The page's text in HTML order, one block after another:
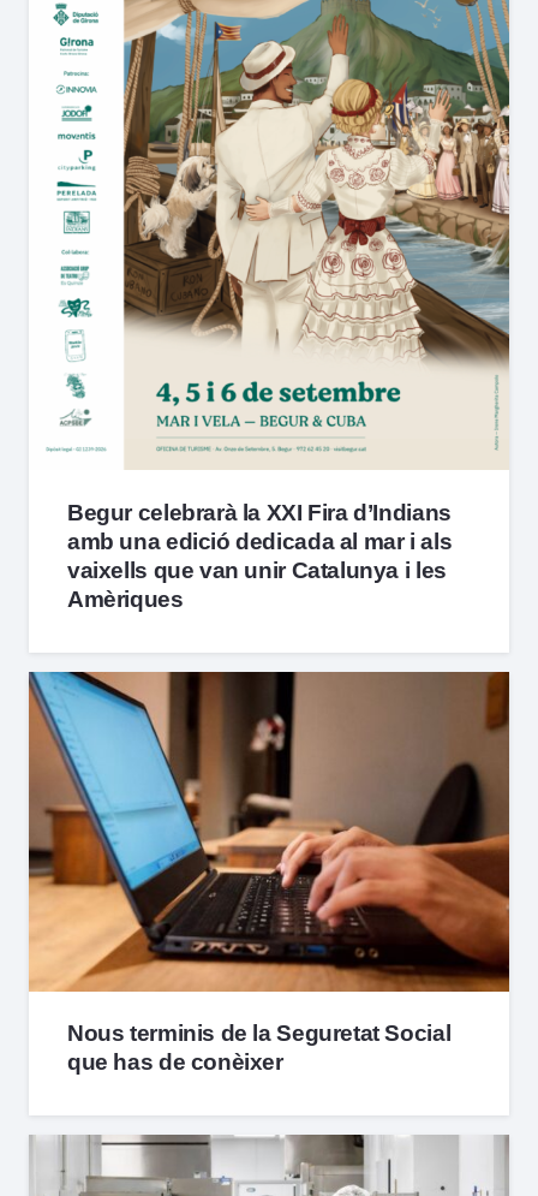
Begur celebrarà la XXI Fira d’Indians
amb una edició dedicada al mar i als
vaixells que van unir Catalunya i les
Amèriques
Nous terminis de la Seguretat Social
que has de conèixer